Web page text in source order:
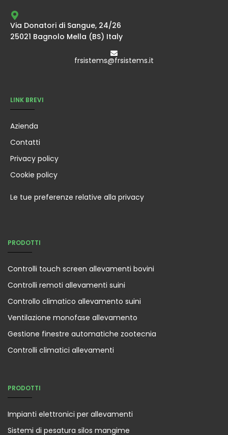
Via Donatori di Sangue, 24/26
25021 Bagnolo Mella (BS) Italy
frsistems@frsistems.it
LINK BREVI
Azienda
Contatti
Privacy policy
Cookie policy
Le tue preferenze relative alla privacy
PRODOTTI
Controlli touch screen allevamenti bovini
Controlli remoti allevamenti suini
Controllo climatico allevamento suini
Ventilazione monofase allevamento
Gestione finestre automatiche zootecnia
Controlli climatici allevamenti
PRODOTTI
Impianti elettronici per allevamenti
Sistemi di pesatura silos mangime